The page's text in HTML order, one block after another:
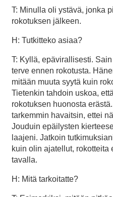
T: Minulla oli ystävä, jonka
rokotuksen jälkeen.
H: Tutkitteko asiaa?
T: Kyllä, epävirallisesti.
terve ennen rokotusta.
mitään muuta syytä kuin
Tietenkin tahdoin uskoa,
rokotuksen huonosta
tarkemmin havaitsin, ettei
Jouduin epäilysten
laajeni. Jatkoin
kuin olin ajatellut, rokotteita
tavalla.
H: Mitä tarkoitatte?